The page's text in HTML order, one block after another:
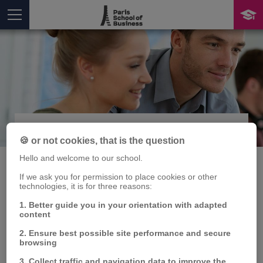
You are herePublication
Le nouveau bien-être
des marques
Jean-Marc LEHU
🍪 or not cookies, that is the question
Hello and welcome to our school.
If we ask you for permission to place cookies or other
technologies, it is for three reasons:
1. Better guide you in your orientation with adapted
content
2. Ensure best possible site performance and secure
browsing